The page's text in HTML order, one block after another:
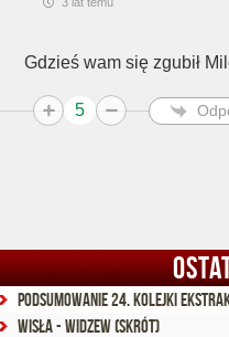
Gdzieś wam się zgubił
5
Podsumowanie 24. kolejki
Wisła - Widzew (skrót)